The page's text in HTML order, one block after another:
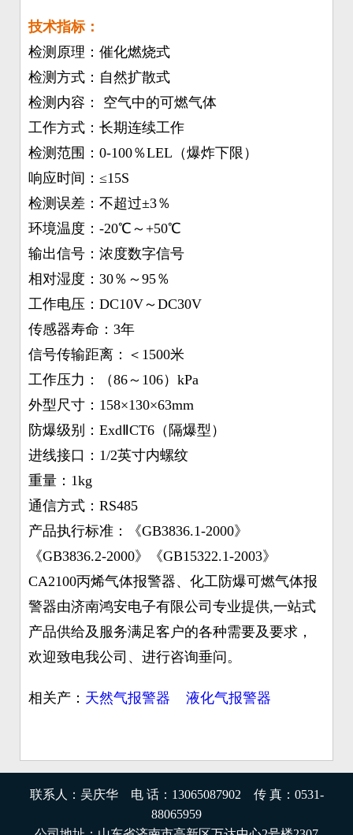
技术指标：
检测原理：催化燃烧式
检测方式：自然扩散式
检测内容： 空气中的可燃气体
工作方式：长期连续工作
检测范围：0-100％LEL（爆炸下限）
响应时间：≤15S
检测误差：不超过±3％
环境温度：-20℃～+50℃
输出信号：浓度数字信号
相对湿度：30％～95％
工作电压：DC10V～DC30V
传感器寿命：3年
信号传输距离：＜1500米
工作压力：（86～106）kPa
外型尺寸：158×130×63mm
防爆级别：ExdⅡCT6（隔爆型）
进线接口：1/2英寸内螺纹
重量：1kg
通信方式：RS485
产品执行标准：《GB3836.1-2000》
《GB3836.2-2000》《GB15322.1-2003》
CA2100丙烯气体报警器、化工防爆可燃气体报
警器由济南鸿安电子有限公司专业提供,一站式
产品供给及服务满足客户的各种需要及要求，
欢迎致电我公司、进行咨询垂问。
相关产： 天然气报警器 液化气报警器
联系人：吴庆华 电 话：13065087902 传 真：0531-
88065959